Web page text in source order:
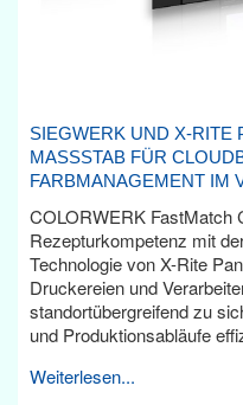
SIEGWERK UND X-RITE
MASSSTAB FÜR
ARBMANAGEMENT IM
COLORWERK FastMatch
Rezepturkompetenz mit
Technologie von X-Rite
Druckereien und
standortübergreifend zu
und Produktionsabläufe
Weiterlesen...